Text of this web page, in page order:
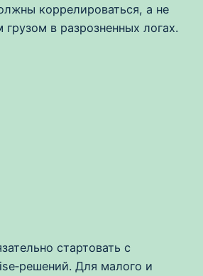
коррелироваться, а не
в разрозненных логах.
стартовать с
Для малого и